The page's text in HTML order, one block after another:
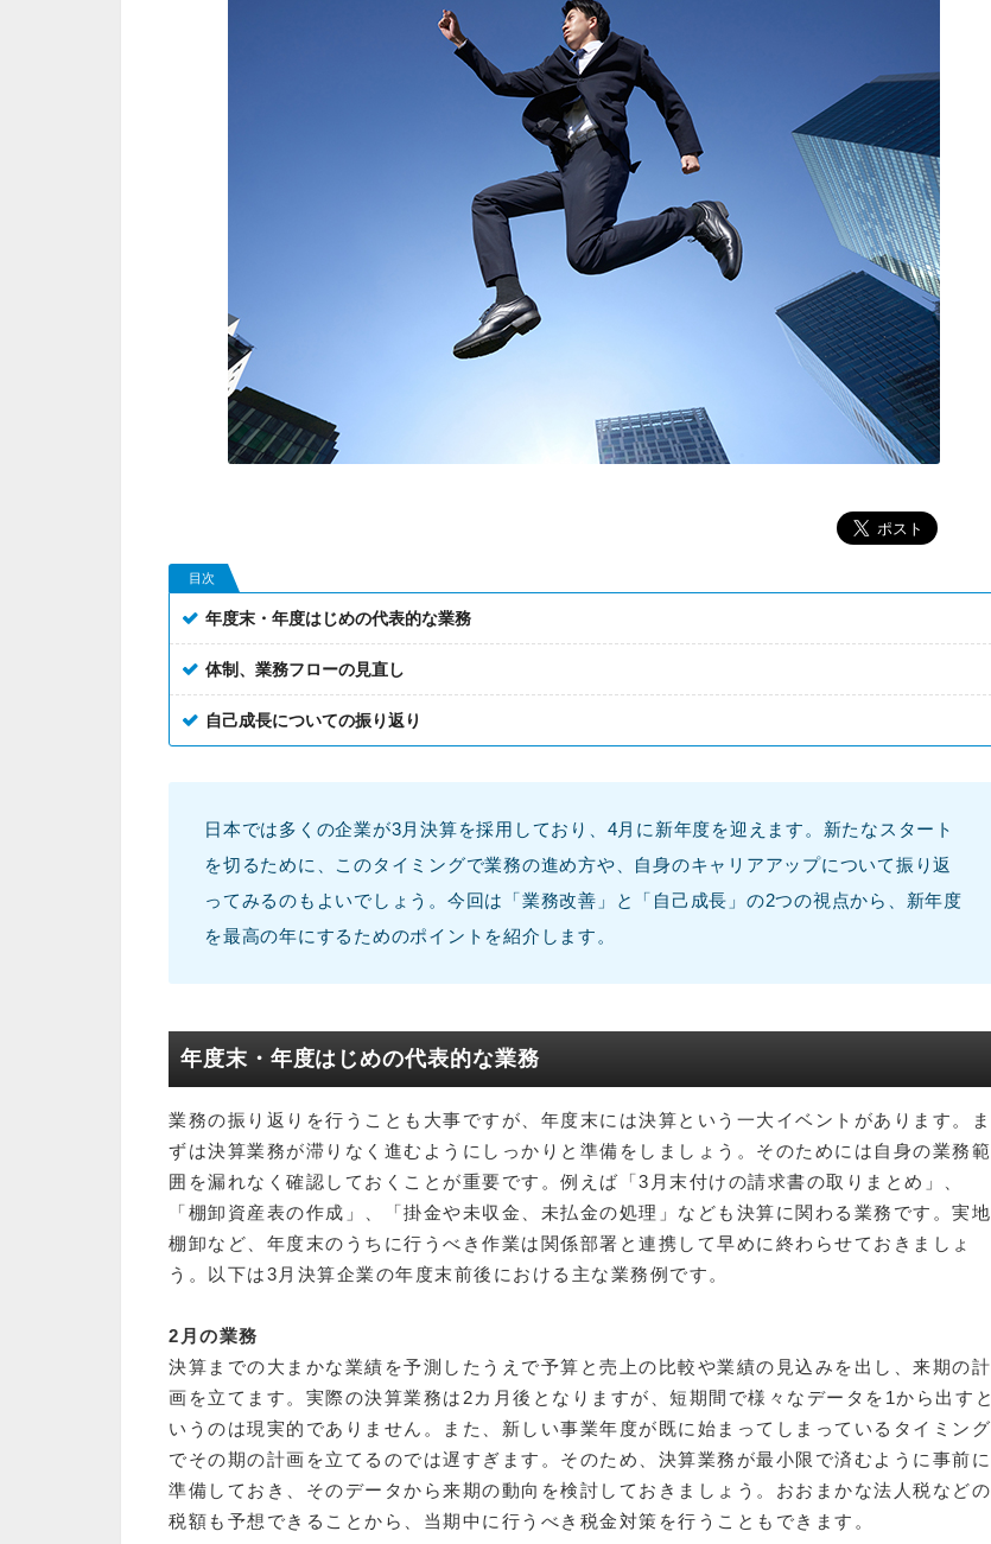
目次
年度末・年度はじめの代表的な業務
体制、業務フローの見直し
自己成長についての振り返り
日本では多くの企業が3月決算を採用しており、4月に新年度を迎えます。新たなスタート
を切るために、このタイミングで業務の進め方や、自身のキャリアアップについて振り返
ってみるのもよいでしょう。今回は「業務改善」と「自己成長」の2つの視点から、新年度
を最高の年にするためのポイントを紹介します。
年度末・年度はじめの代表的な業務
業務の振り返りを行うことも大事ですが、年度末には決算という一大イベントがあります。ま
ずは決算業務が滞りなく進むようにしっかりと準備をしましょう。そのためには自身の業務範
囲を漏れなく確認しておくことが重要です。例えば「3月末付けの請求書の取りまとめ」、
「棚卸資産表の作成」、「掛金や未収金、未払金の処理」なども決算に関わる業務です。実地
棚卸など、年度末のうちに行うべき作業は関係部署と連携して早めに終わらせておきましょ
う。以下は3月決算企業の年度末前後における主な業務例です。
2月の業務
決算までの大まかな業績を予測したうえで予算と売上の比較や業績の見込みを出し、来期の計
画を立てます。実際の決算業務は2カ月後となりますが、短期間で様々なデータを1から出すと
いうのは現実的でありません。また、新しい事業年度が既に始まってしまっているタイミング
でその期の計画を立てるのでは遅すぎます。そのため、決算業務が最小限で済むように事前に
準備しておき、そのデータから来期の動向を検討しておきましょう。おおまかな法人税などの
税額も予想できることから、当期中に行うべき税金対策を行うこともできます。